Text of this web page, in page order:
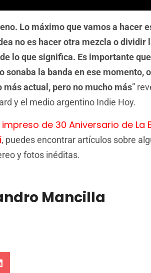
Lo máximo que vamos a hacer
no es hacer otra mezcla o dividir
lo que significa. Es importante
sonaba la banda en ese momento,
más actual, pero no mucho más”
y el medio argentino Indie Hoy.
de 30 Aniversario de La
, puedes encontrar artículos sobre
y fotos inéditas.
Mancilla